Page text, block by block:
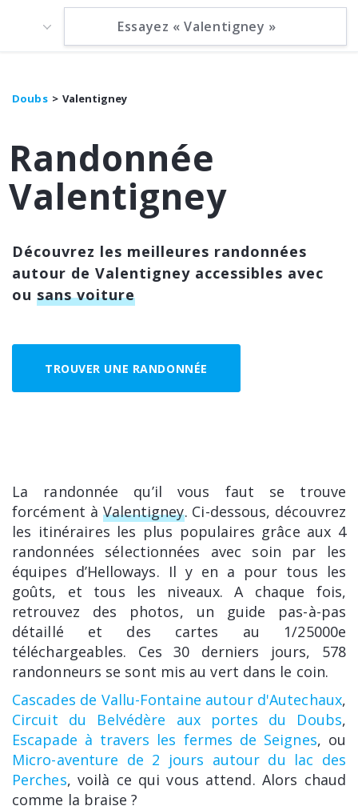
Doubs Valentigney
Randonnée
Valentigney
Découvrez les meilleures randonnées
autour de Valentigney accessibles avec
ou sans voiture
TROUVER UNE RANDONNÉE
La randonnée qu’il vous faut se trouve
forcément à Valentigney. Ci-dessous, découvrez
les itinéraires les plus populaires grâce aux 4
randonnées sélectionnées avec soin par les
équipes d’Helloways. Il y en a pour tous les
goûts, et tous les niveaux. A chaque fois,
retrouvez des photos, un guide pas-à-pas
détaillé et des cartes au 1/25000e
téléchargeables. Ces 30 derniers jours, 578
randonneurs se sont mis au vert dans le coin.
Cascades de Vallu-Fontaine autour d'Autechaux,
Circuit du Belvédère aux portes du Doubs,
Escapade à travers les fermes de Seignes, ou
Micro-aventure de 2 jours autour du lac des
Perches, voilà ce qui vous attend. Alors chaud
comme la braise ?